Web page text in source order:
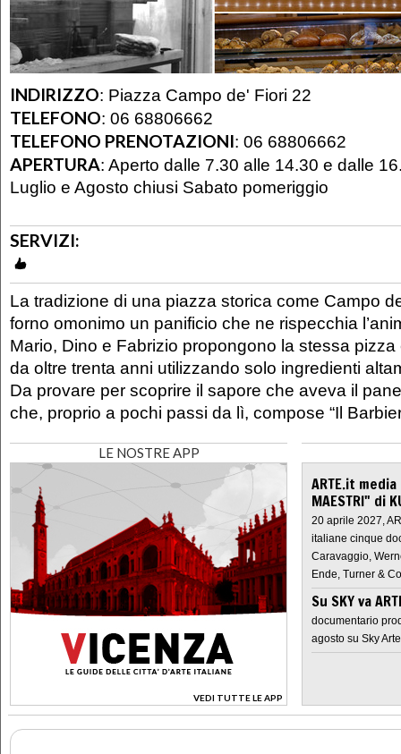
INDIRIZZO: Piazza Campo de' Fiori 22
TELEFONO: 06 68806662
TELEFONO PRENOTAZIONI: 06 68806662
APERTURA: Aperto dalle 7.30 alle 14.30 e dalle
Luglio e Agosto chiusi Sabato pomeriggio
SERVIZI:
La tradizione di una piazza storica come Campo
forno omonimo un panificio che ne rispecchia
Mario, Dino e Fabrizio propongono la stessa
da oltre trenta anni utilizzando solo ingredienti
Da provare per scoprire il sapore che aveva il
che, proprio a pochi passi da lì, compose “Il
LE NOSTRE APP
VEDI TUTTE LE APP
>
ARTE.it
MAESTRI" di
20 aprile 2027,
italiane cinque
Caravaggio,
Ende, Turner &
Su SKY va
documentario
agosto su Sky Arte